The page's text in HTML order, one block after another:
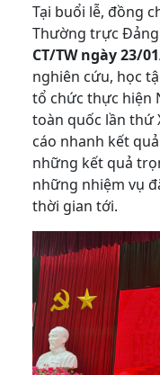
Tại buổi lễ, đồng
Thường trực
CT/TW ngày 23/
nghiên cứu, học
tổ chức thực hiện
toàn quốc lần thứ
cáo nhanh kết
những kết quả
những nhiệm vụ
thời gian tới.